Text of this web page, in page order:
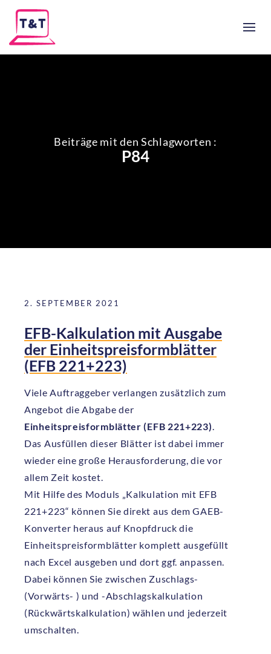
Beiträge mit den Schlagworten :
P84
2. SEPTEMBER 2021
EFB-Kalkulation mit Ausgabe
der Einheitspreisformblätter
(EFB 221+223)
Viele Auftraggeber verlangen zusätzlich zum
Angebot die Abgabe der
Einheitspreisformblätter (EFB 221+223).
Das Ausfüllen dieser Blätter ist dabei immer
wieder eine große Herausforderung, die vor
allem Zeit kostet.
Mit Hilfe des Moduls „Kalkulation mit EFB
221+223“ können Sie direkt aus dem GAEB-
Konverter heraus auf Knopfdruck die
Einheitspreisformblätter komplett ausgefüllt
nach Excel ausgeben und dort ggf. anpassen.
Dabei können Sie zwischen Zuschlags-
(Vorwärts- ) und -Abschlagskalkulation
(Rückwärtskalkulation) wählen und jederzeit
umschalten.